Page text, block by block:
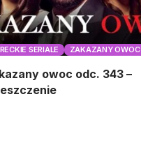
SERIALE ZAKAZANY OWOC
owoc odc. 343 –